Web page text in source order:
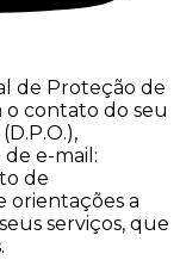
de Proteção de
o contato do seu
e-mail:
de
orientações a
serviços, que